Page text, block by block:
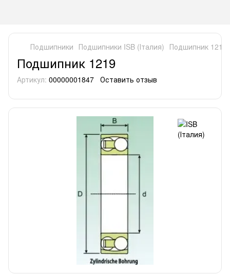
Подшипники Подшипники ISB (Італия) Подшипник 1219
Подшипник 1219
Артикул: 00000001847 Оставить отзыв